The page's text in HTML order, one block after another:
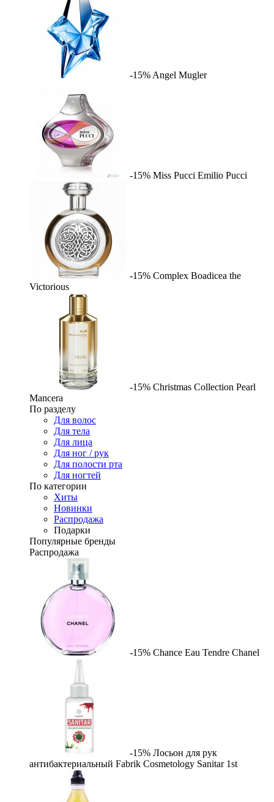
-15% Angel Mugler
-15% Miss Pucci Emilio Pucci
-15% Complex Boadicea the
Victorious
-15% Christmas Collection Pearl
Mancera
По разделу
Для волос
Для тела
Для лица
Для ног / рук
Для полости рта
Для ногтей
По категории
Хиты
Новинки
Распродажа
Подарки
Популярные бренды
Распродажа
-15% Chance Eau Tendre Chanel
-15% Лосьон для рук
антибактериальный Fabrik Cosmetology Sanitar 1st